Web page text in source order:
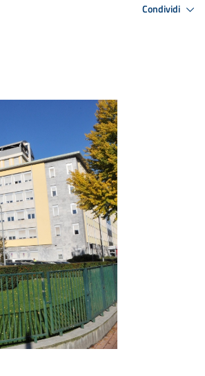
Condividi